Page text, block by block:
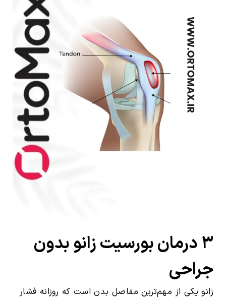
۳ درمان بورسیت زانو بدون
جراحی
زانو یکی از مهم‌ترین مفاصل بدن است که روزانه فشار